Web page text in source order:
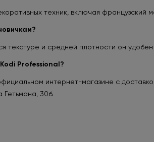
техник, включая французский
текстуре и средней плотности он
Professional?
интернет-магазине с
Гетьмана, 30б.